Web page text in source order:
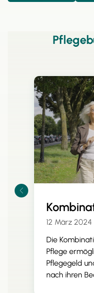
12 März 2024
Die
Pflege
Pflegegeld
nach ihren